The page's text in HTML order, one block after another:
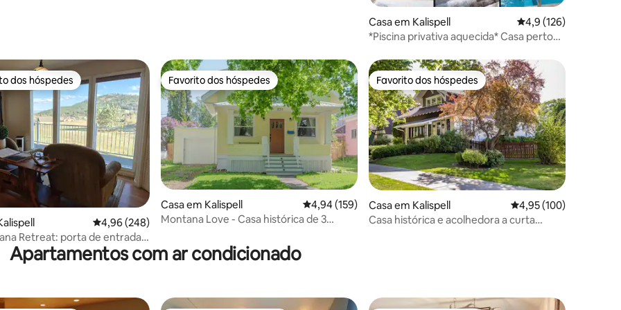
Casa em Kalispell Classificação média
4,9 (126)
*Piscina privativa aquecida* Casa perto
em 5 estrelas, 107avaliações
dos hóspedes mais apreciados
dos hóspedes
Classificação média de 4,96 em 5 estrelas, 248avaliações
4,96 (248)
Retreat: porta de entrada
Nacional Glacier
Favorito dos hóspedes
Favorito dos hóspedes
Casa em Kalispell Classificação média de 4,94 em 5 estrelas, 159avaliações
4,94 (159)
Montana Love - Casa histórica de 3
Favorito dos hóspedes
Favorito dos hóspedes
Casa em Kalispell Classificação média
4,95 (100)
Casa histórica e acolhedora a curta
Apartamentos com ar condicionado